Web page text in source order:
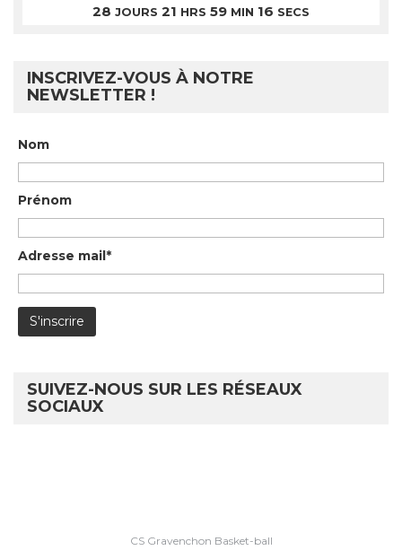
28 JOURS 21 HRS 59 MIN 16 SECS
INSCRIVEZ-VOUS À NOTRE
NEWSLETTER !
Nom
Prénom
Adresse mail*
SUIVEZ-NOUS SUR LES RÉSEAUX
SOCIAUX
CS Gravenchon Basket-ball